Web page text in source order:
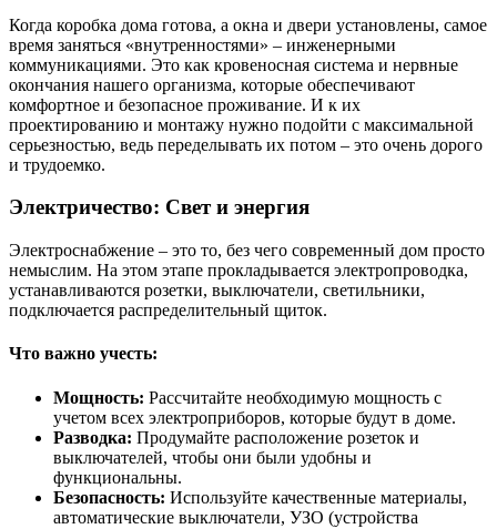
Когда коробка дома готова, а окна и двери установлены, самое
время заняться «внутренностями» – инженерными
коммуникациями. Это как кровеносная система и нервные
окончания нашего организма, которые обеспечивают
комфортное и безопасное проживание. И к их
проектированию и монтажу нужно подойти с максимальной
серьезностью, ведь переделывать их потом – это очень дорого
и трудоемко.
Электричество: Свет и энергия
Электроснабжение – это то, без чего современный дом просто
немыслим. На этом этапе прокладывается электропроводка,
устанавливаются розетки, выключатели, светильники,
подключается распределительный щиток.
Что важно учесть:
Мощность: Рассчитайте необходимую мощность с
учетом всех электроприборов, которые будут в доме.
Разводка: Продумайте расположение розеток и
выключателей, чтобы они были удобны и
функциональны.
Безопасность: Используйте качественные материалы,
автоматические выключатели, УЗО (устройства